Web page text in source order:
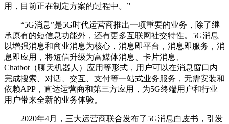
用，目前正在制定方案的过程中。”
“5G消息”是5G时代运营商推出一项重要的业务，除了继
承原有的短信息功能外，还有更多互联网社交特性。5G消息
以增强消息和商业消息为核心，消息即平台，消息即服务，消
息即应用，将短信升级为富媒体消息、卡片消息、
Chatbot（聊天机器人）应用等形式，用户可以在消息窗口内
完成搜索、对话、交互、支付等一站式业务服务，无需安装和
依赖APP，直达运营商和第三方应用，为5G终端用户和行业
用户带来全新的业务体验。
2020年4月，三大运营商联合发布了5G消息白皮书，引发